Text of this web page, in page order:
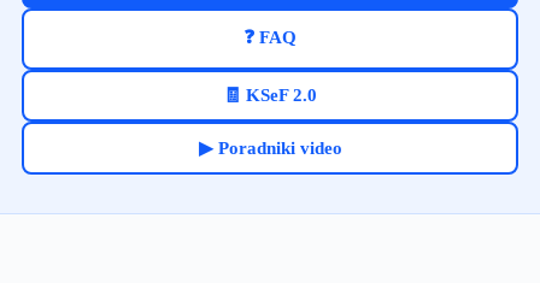
❓ FAQ
🧾 KSeF 2.0
▶ Poradniki video